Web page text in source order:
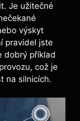
Je užitečné
výskyt
pravidel jste
dobrý příklad
což je
na silnicích.